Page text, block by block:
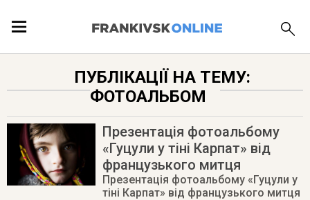
ПУБЛІКАЦІЇ
ПУБЛІКАЦІЇ НА ТЕМУ:
ФОТОАЛЬБОМ
Презентація фотоальбому
«Гуцули у тіні Карпат» від
французького митця
Презентація фотоальбому «Гуцули у
тіні Карпат» від французького митця